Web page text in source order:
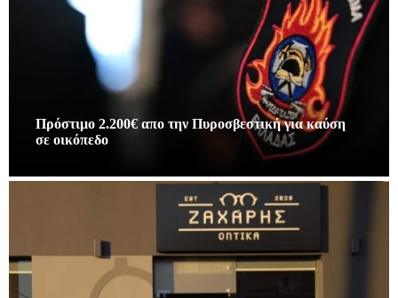
Πρόστιμο 2.200€ απο την Πυροσβεστική για καύση
σε οικόπεδο